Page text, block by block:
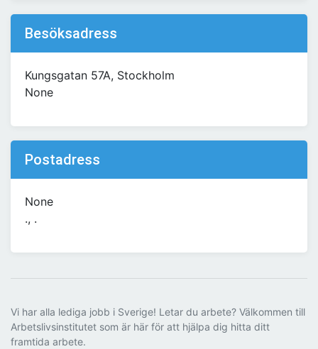
Besöksadress
Kungsgatan 57A, Stockholm
None
Postadress
None
., .
Vi har alla lediga jobb i Sverige! Letar du arbete? Välkommen till
Arbetslivsinstitutet som är här för att hjälpa dig hitta ditt
framtida arbete.